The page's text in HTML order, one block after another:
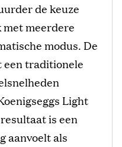
de keuze
met meerdere
modus. De
een traditionele
Light
is een
aanvoelt als